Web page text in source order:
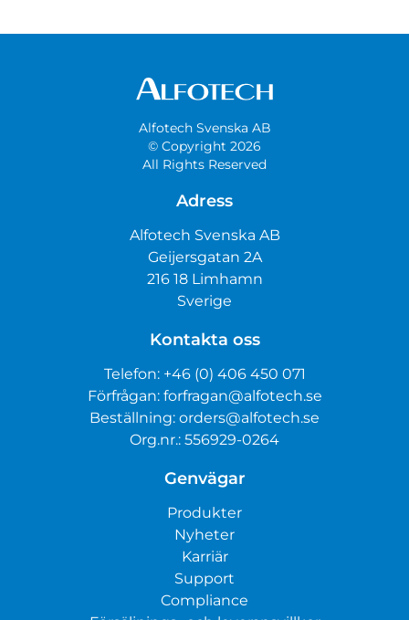
Alfotech Svenska AB
© Copyright 2026
All Rights Reserved
Adress
Alfotech Svenska AB
Geijersgatan 2A
216 18 Limhamn
Sverige
Kontakta oss
Telefon: +46 (0) 406 450 071
Förfrågan: forfragan@alfotech.se
Beställning: orders@alfotech.se
Org.nr.: 556929-0264
Genvägar
Produkter
Nyheter
Karriär
Support
Compliance